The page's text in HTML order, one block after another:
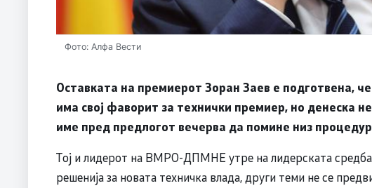
Фото: Алфа Вести
Оставката на премиерот Зоран Заев е подготвена,
има свој фаворит за технички премиер, но денеска
име пред предлогот вечерва да помине низ
Тој и лидерот на ВМРО-ДПМНЕ утре на лидерската средба
решенија за новата техничка влада, други теми не се